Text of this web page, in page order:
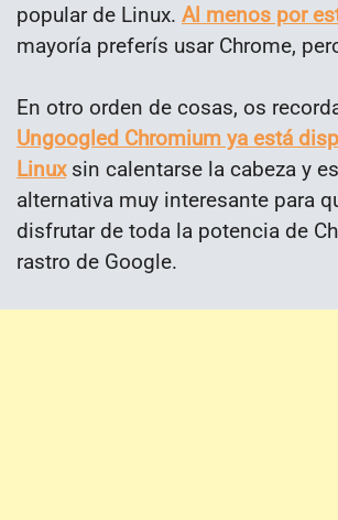
popular de Linux. Al menos por
mayoría preferís usar Chrome,
En otro orden de cosas, os
Ungoogled Chromium ya está
Linuxsin calentarse la cabeza y
alternativa muy interesante para
disfrutar de toda la potencia de
rastro de Google.